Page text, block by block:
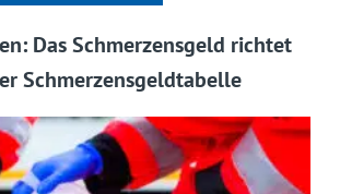
Das Schmerzensgeld richtet
Schmerzensgeldtabelle